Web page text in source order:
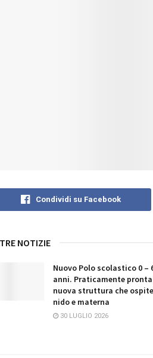
Condividi su Facebook
NOTIZIE
Nuovo Polo scolastico 0 –
anni. Praticamente
nuova struttura che
nido e materna
30 LUGLIO 2026